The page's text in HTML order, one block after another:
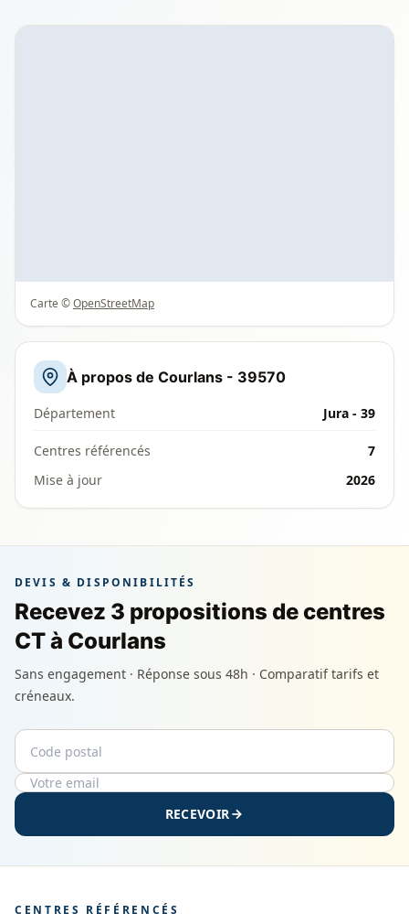
Carte ©OpenStreetMap
À propos de Courlans - 39570
Département Jura - 39
Centres référencés
7
Mise à jour
2026
DEVIS & DISPONIBILITÉS
Recevez 3 propositions de centres
CT à Courlans
Sans engagement · Réponse sous 48h · Comparatif tarifs et
créneaux.
Code postal
Email
RECEVOIR
CENTRES RÉFÉRENCÉS